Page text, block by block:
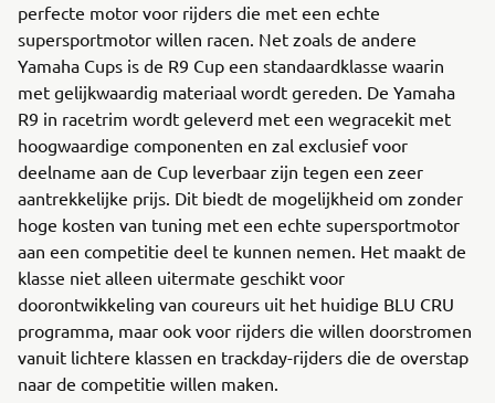
perfecte motor voor rijders die met een echte
supersportmotor willen racen. Net zoals de andere
Yamaha Cups is de R9 Cup een standaardklasse waarin
met gelijkwaardig materiaal wordt gereden. De Yamaha
R9 in racetrim wordt geleverd met een wegracekit met
hoogwaardige componenten en zal exclusief voor
deelname aan de Cup leverbaar zijn tegen een zeer
aantrekkelijke prijs. Dit biedt de mogelijkheid om zonder
hoge kosten van tuning met een echte supersportmotor
aan een competitie deel te kunnen nemen. Het maakt de
klasse niet alleen uitermate geschikt voor
doorontwikkeling van coureurs uit het huidige BLU CRU
programma, maar ook voor rijders die willen doorstromen
vanuit lichtere klassen en trackday-rijders die de overstap
naar de competitie willen maken.